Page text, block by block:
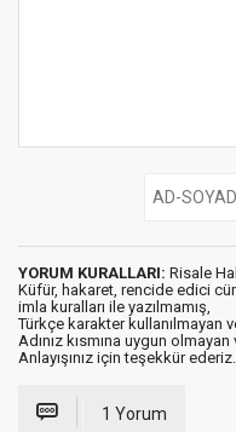
YORUM KURALLARI: Risale
Küfür, hakaret, rencide edici
imla kuralları ile yazılmamış,
Türkçe karakter kullanılmayan
Adınız kısmına uygun
Anlayışınız için teşekkür ederiz.
1 Yorum